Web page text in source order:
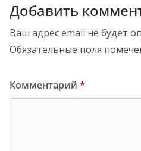
Добавить
Ваш адрес email не будет
Обязательные поля
Комментарий *